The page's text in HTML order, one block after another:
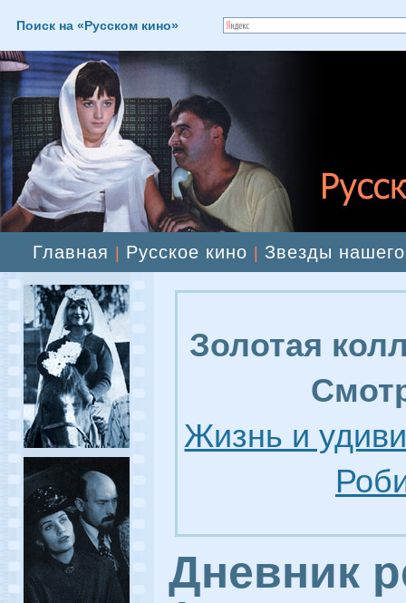
Поиск на «Русском кино»
Главная Русское кино Звезды
Золотая
Жизнь и
Дневник